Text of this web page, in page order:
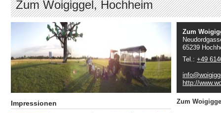
Zum Woigiggel, Hochheim
Impressionen
Zum
65239
Tel.: +49
http://
Zum